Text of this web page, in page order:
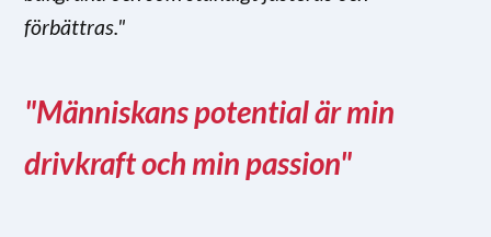
förbättras."
"Människans potential är min
drivkraft och min passion"